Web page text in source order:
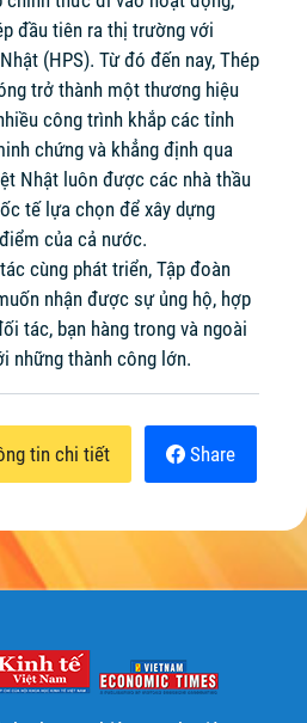
đầu tiên ra thị trường với
(HPS). Từ đó đến nay, Thép
trở thành một thương hiệu
công trình khắp các tỉnh
chứng và khẳng định qua
Nhật luôn được các nhà thầu
tế lựa chọn để xây dựng
của cả nước.
cùng phát triển, Tập đoàn
nhận được sự ủng hộ, hợp
tác, bạn hàng trong và ngoài
những thành công lớn.
tin chi tiết Share